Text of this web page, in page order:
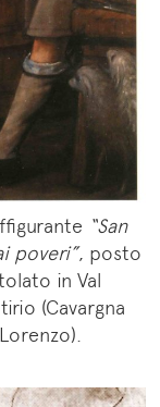
“San
poveri”, posto
in Val
(Cavargna